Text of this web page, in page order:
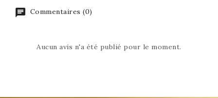
Commentaires (0)
Aucun avis n'a été publié pour le moment.